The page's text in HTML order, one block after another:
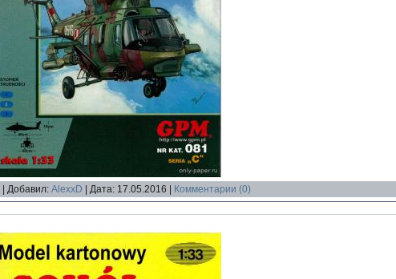
Добавил: AlexxD Дата: 17.05.2016 Комментарии (0)